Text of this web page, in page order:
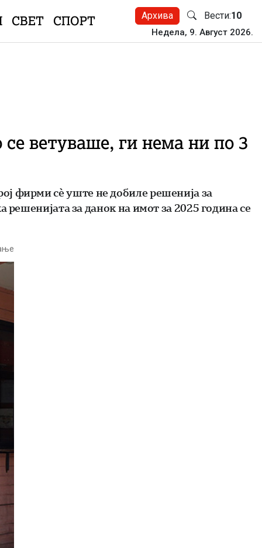
СВЕТ СПОРТ Архива Вести:10
Недела, 9. Август 2026.
ветуваше, ги нема ни по 3
фирми сè уште не добиле решенија за
за данок на имот за 2025 година се